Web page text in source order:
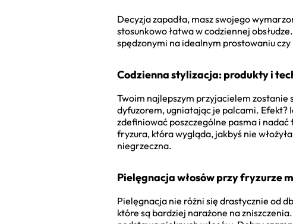
Decyzja zapadła, masz swojego
stosunkowo łatwa w codziennej
spędzonymi na idealnym prostowaniu
Codzienna stylizacja: produkty i
Twoim najlepszym przyjacielem zostanie
dyfuzorem, ugniatając je palcami.
zdefiniować poszczególne pasma i nadać
fryzura, która wygląda, jakbyś nie
niegrzeczna.
Pielęgnacja włosów przy fryzurze
Pielęgnacja nie różni się drastycznie od
które są bardziej narażone na